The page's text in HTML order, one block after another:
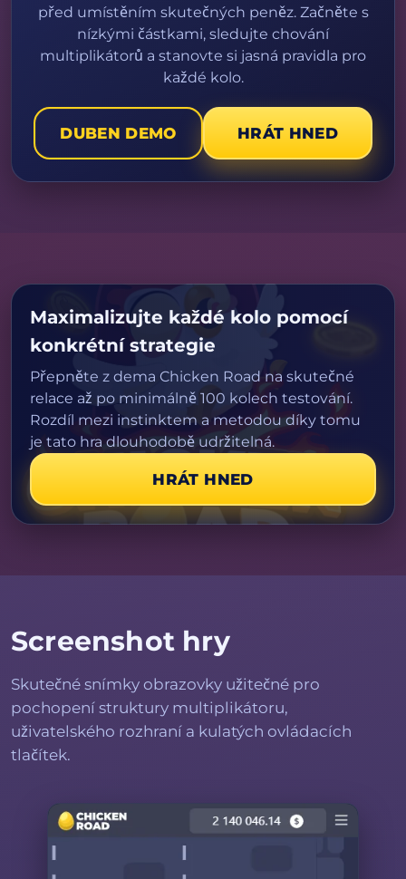
před umístěním skutečných peněz. Začněte s
nízkými částkami, sledujte chování
multiplikátorů a stanovte si jasná pravidla pro
každé kolo.
DUBEN DEMO HRÁT HNED
Maximalizujte každé kolo pomocí
konkrétní strategie
Přepněte z dema Chicken Road na skutečné
relace až po minimálně 100 kolech testování.
Rozdíl mezi instinktem a metodou díky tomu
je tato hra dlouhodobě udržitelná.
HRÁT HNED
Screenshot hry
Skutečné snímky obrazovky užitečné pro
pochopení struktury multiplikátoru,
uživatelského rozhraní a kulatých ovládacích
tlačítek.